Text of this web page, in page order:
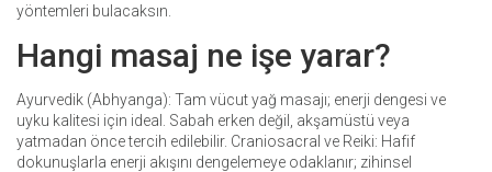
yöntemleri bulacaksın.
Hangi masaj ne işe yarar?
Ayurvedik (Abhyanga): Tam vücut yağ masajı; enerji dengesi ve
uyku kalitesi için ideal. Sabah erken değil, akşamüstü veya
yatmadan önce tercih edilebilir. Craniosacral ve Reiki: Hafif
dokunuşlarla enerji akışını dengelemeye odaklanır; zihinsel